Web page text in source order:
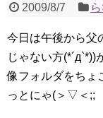
2009/8/7
今日は午後から父
じゃない方
像フォルダをちょ
っとにゃ(＞▽＜;;